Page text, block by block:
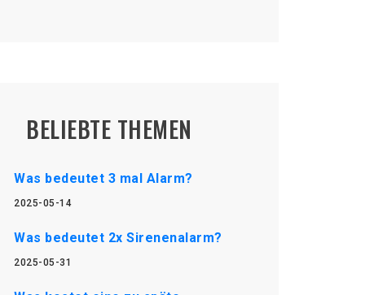
BELIEBTE THEMEN
Was bedeutet 3 mal Alarm?
2025-05-14
Was bedeutet 2x Sirenenalarm?
2025-05-31